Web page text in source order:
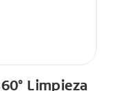
Limpieza